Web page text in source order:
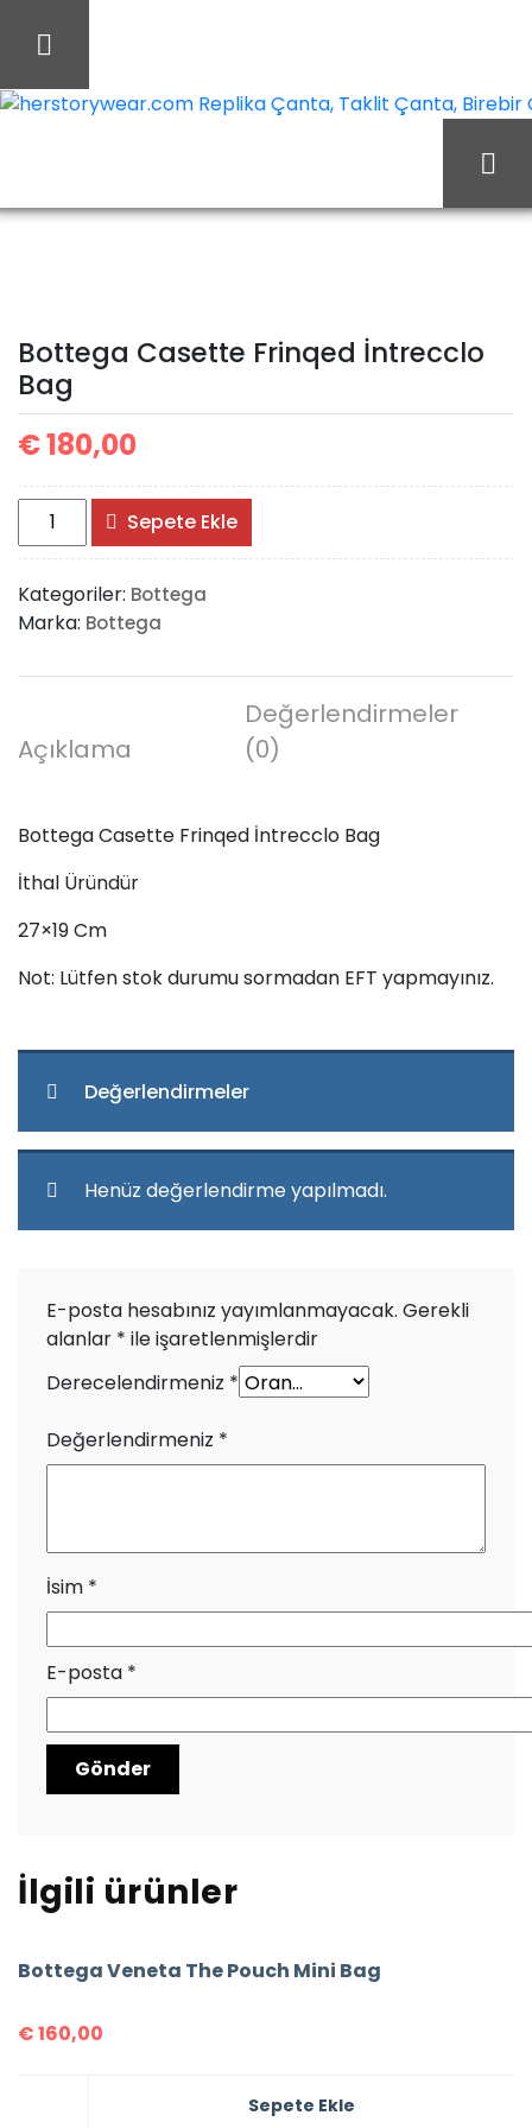
Bottega Casette Frinqed İntrecclo
Bag
€180,00
Bottega
Casette
Frinqed
İntrecclo
Bag
Sepete Ekle
Kategoriler: Bottega
Marka: Bottega
Açıklama
Değerlendirmeler
(0)
Bottega Casette Frinqed İntrecclo Bag
İthal Üründür
27×19 Cm
Not: Lütfen stok durumu sormadan EFT yapmayınız.
Değerlendirmeler
Henüz değerlendirme yapılmadı.
E-posta hesabınız yayımlanmayacak. Gerekli
alanlar * ile işaretlenmişlerdir
Derecelendirmeniz *
Değerlendirmeniz *
İsim *
E-posta *
İlgili ürünler
Bottega Veneta The Pouch Mini Bag
€160,00
Sepete Ekle